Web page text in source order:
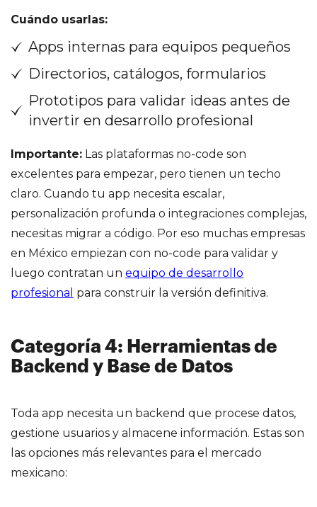
Cuándo usarlas:
Apps internas para equipos pequeños
Directorios, catálogos, formularios
Prototipos para validar ideas antes de
invertir en desarrollo profesional
Importante: Las plataformas no-code son
excelentes para empezar, pero tienen un techo
claro. Cuando tu app necesita escalar,
personalización profunda o integraciones complejas,
necesitas migrar a código. Por eso muchas empresas
en México empiezan con no-code para validar y
luego contratan un equipo de desarrollo
profesional para construir la versión definitiva.
Categoría 4: Herramientas de
Backend y Base de Datos
Toda app necesita un backend que procese datos,
gestione usuarios y almacene información. Estas son
las opciones más relevantes para el mercado
mexicano: